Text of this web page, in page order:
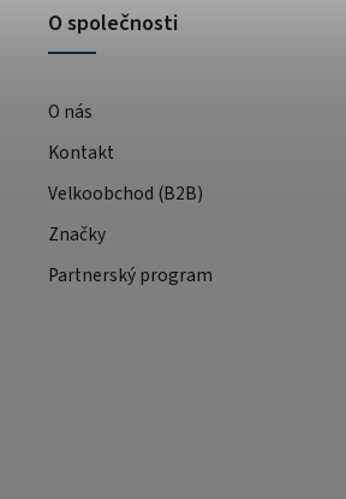
O společnosti
O nás
Kontakt
Velkoobchod (B2B)
Značky
Partnerský program